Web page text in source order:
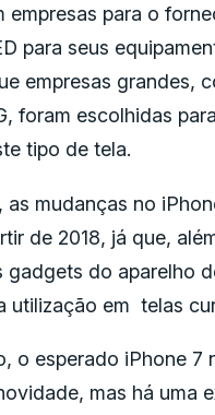
empresas para o
para seus
empresas grandes,
foram escolhidas
tipo de tela.
as mudanças no
de 2018, já que,
gadgets do aparelho
utilização em telas
o esperado iPhone 7
mas há uma